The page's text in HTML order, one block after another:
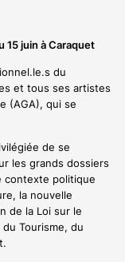
15 juin à Caraquet
du
et tous ses artistes
(AGA), qui se
de se
les grands dossiers
contexte politique
la nouvelle
de la Loi sur le
Tourisme, du